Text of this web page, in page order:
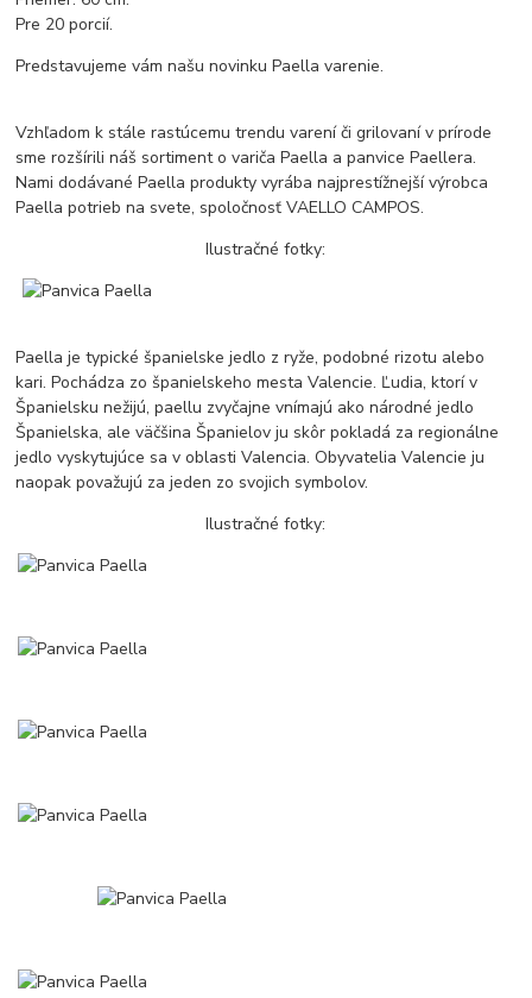
Pre 20 porcií.
Predstavujeme vám našu novinku Paella varenie.
Vzhľadom k stále rastúcemu trendu varení či grilovaní v prírode
sme rozšírili náš sortiment o variča Paella a panvice Paellera.
Nami dodávané Paella produkty vyrába najprestížnejší výrobca
Paella potrieb na svete, spoločnosť VAELLO CAMPOS.
Ilustračné fotky:
Paella je typické španielske jedlo z ryže, podobné rizotu alebo
kari. Pochádza zo španielskeho mesta Valencie. Ľudia, ktorí v
Španielsku nežijú, paellu zvyčajne vnímajú ako národné jedlo
Španielska, ale väčšina Španielov ju skôr pokladá za regionálne
jedlo vyskytujúce sa v oblasti Valencia. Obyvatelia Valencie ju
naopak považujú za jeden zo svojich symbolov.
Ilustračné fotky: